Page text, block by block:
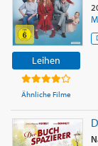
Leihen
Ähnliche Filme